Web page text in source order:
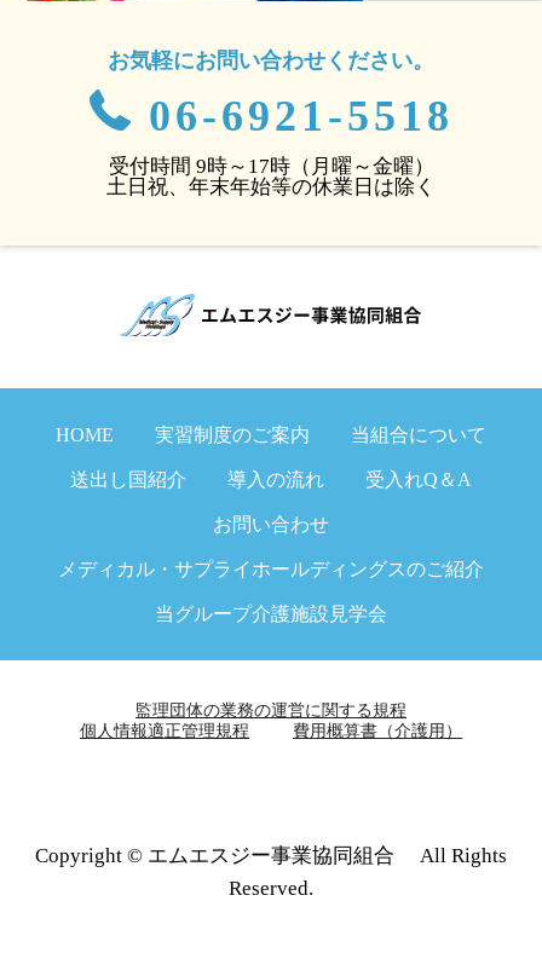
お気軽にお問い合わせください。
06-6921-5518
受付時間 9時～17時（月曜～金曜）
土日祝、年末年始等の休業日は除く
HOME 実習制度のご案内 当組合について
送出し国紹介 導入の流れ 受入れQ＆A
お問い合わせ
メディカル・サプライホールディングスのご紹介
当グループ介護施設見学会
監理団体の業務の運営に関する規程
個人情報適正管理規程
費用概算書（介護用）
Copyright © エムエスジー事業協同組合 All Rights
Reserved.